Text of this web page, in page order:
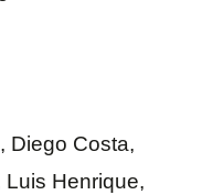
Diego Costa,
Henrique,